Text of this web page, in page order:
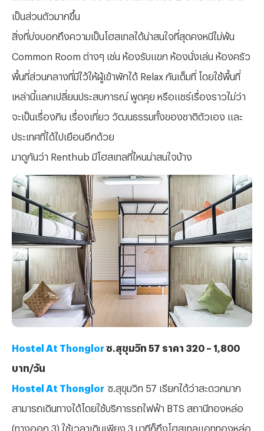
เป็นส่วนตัวมากขึ้น
สิ่งที่บ่งบอกถึงความเป็นโฮสเทลได้น่าสนใจที่สุดคงหนีไม่พ้น
Common Room ต่างๆ เช่น ห้องรับแขก ห้องนั่งเล่น ห้องครัว
พื้นที่ส่วนกลางที่มีไว้ให้ผู้เข้าพักได้ Relax กันเต็มที่ โดยใช้พื้นที่
เหล่านี้แลกเปลี่ยนประสบการณ์ พูดคุย หรือแชร์เรื่องราวไม่ว่า
จะเป็นเรื่องกิน เรื่องเที่ยว วัฒนธรรมทั้งของชาติตัวเอง และ
ประเทศที่ได้ไปเยือนอีกด้วย
มาดูกันว่า Renthub มีโฮสเทลที่ไหนน่าสนใจบ้าง
Hostel At Thonglor ซ.สุขุมวิท 57 ราคา 320 – 1,800
บาท/วัน
Hostel At Thonglor ซ.สุขุมวิท 57 เรียกได้ว่าสะดวกมาก
สามารถเดินทางได้โดยใช้บริการรถไฟฟ้า BTS สถานีทองหล่อ
(ทางออก 3) ใช้เวลาเดินเพียง 3 นาทีก็ถึงโฮสเทลแอททองหล่อ